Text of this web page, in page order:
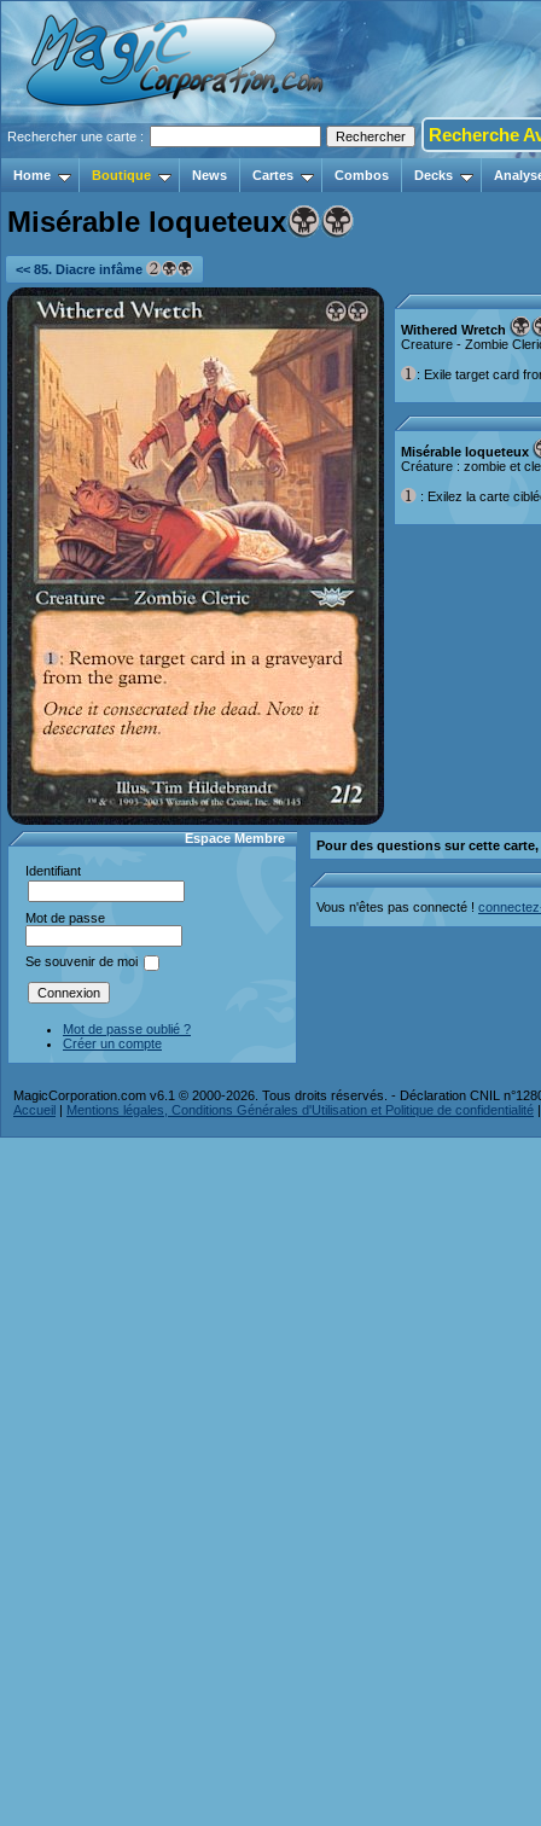
Rechercher une carte : Recherche
Home Boutique News Cartes Combos Decks
Misérable loqueteux
<< 85. Diacre infâme
Withered Wretch
Creature - Zombie
: Exile target card
Misérable loqueteux
Créature : zombie et
: Exilez la carte
Espace Membre
Identifiant
Mot de passe
Se souvenir de moi
Mot de passe oublié ?
Créer un compte
Pour des questions sur cette
Vous n'êtes pas connecté !
MagicCorporation.com v6.1 © 2000-2026. Tous droits réservés. - Déclaration CNIL
Accueil | Mentions légales, Conditions Générales d'Utilisation et Politique de confidentialité